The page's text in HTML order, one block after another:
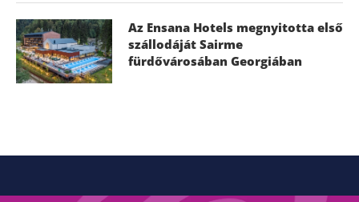
Az Ensana Hotels megnyitotta első
szállodáját Sairme
fürdővárosában Georgiában